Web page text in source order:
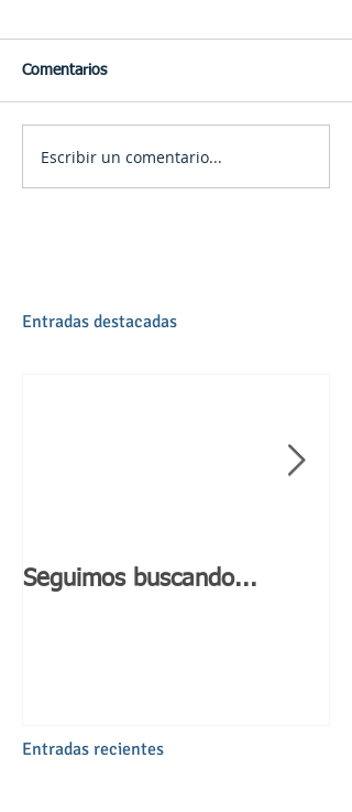
Comentarios
Escribir un comentario...
Entradas destacadas
Seguimos buscando...
Entradas recientes